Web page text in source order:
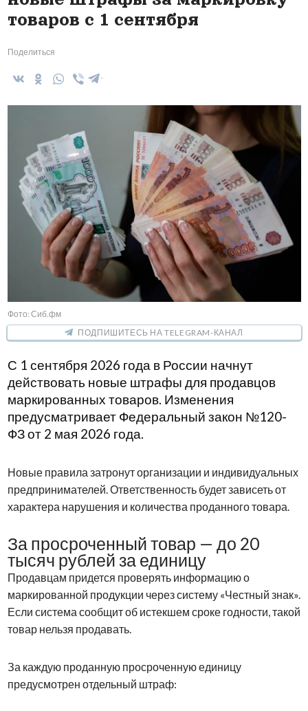
товаров с 1 сентября
Поделиться
Фото: Сиб.фм
ПОДПИШИТЕСЬ НА TELEGRAM-КАНАЛ
С 1 сентября 2026 года в России начнут
действовать новые штрафы для продавцов
маркированных товаров. Изменения
предусматривает Федеральный закон №120-
ФЗ от 2 мая 2026 года.
Новые правила затронут организации и индивидуальных
предпринимателей. Ответственность будет зависеть от
характера нарушения и количества проданного товара.
За просроченный товар — до 20
тысяч рублей за единицу
Продавцам придется проверять информацию о
маркированной продукции через систему «Честный знак».
Если система сообщит об истекшем сроке годности, такой
товар нельзя продавать.
За каждую проданную просроченную единицу
предусмотрен отдельный штраф: